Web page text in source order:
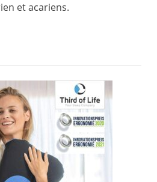
et acariens.